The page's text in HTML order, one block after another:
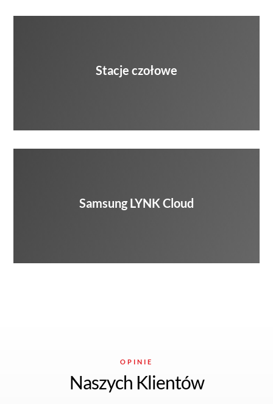
Stacje czołowe
Samsung LYNK Cloud
OPINIE
Naszych Klientów